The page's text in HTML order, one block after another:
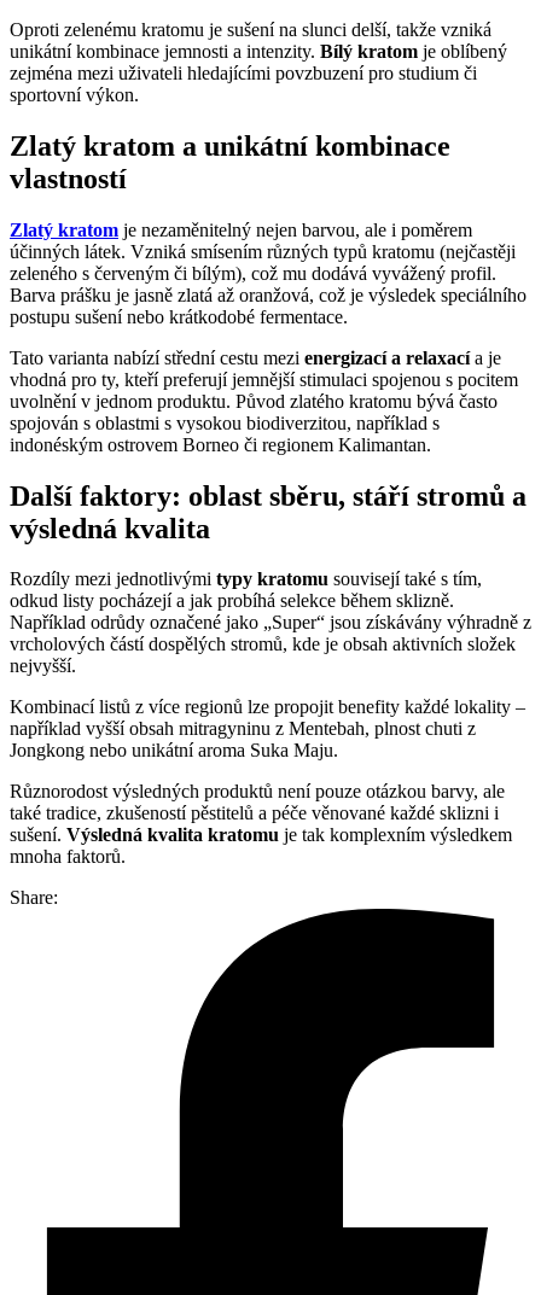
Oproti zelenému kratomu je sušení na slunci delší, takže vzniká
unikátní kombinace jemnosti a intenzity. Bílý kratom je oblíbený
zejména mezi uživateli hledajícími povzbuzení pro studium či
sportovní výkon.
Zlatý kratom a unikátní kombinace
vlastností
Zlatý kratom je nezaměnitelný nejen barvou, ale i poměrem
účinných látek. Vzniká smísením různých typů kratomu (nejčastěji
zeleného s červeným či bílým), což mu dodává vyvážený profil.
Barva prášku je jasně zlatá až oranžová, což je výsledek speciálního
postupu sušení nebo krátkodobé fermentace.
Tato varianta nabízí střední cestu mezi energizací a relaxacía je
vhodná pro ty, kteří preferují jemnější stimulaci spojenou s pocitem
uvolnění v jednom produktu. Původ zlatého kratomu bývá často
spojován s oblastmi s vysokou biodiverzitou, například s
indonéským ostrovem Borneo či regionem Kalimantan.
Další faktory: oblast sběru, stáří stromů a
výsledná kvalita
Rozdíly mezi jednotlivými typy kratomu souvisejí také s tím,
odkud listy pocházejí a jak probíhá selekce během sklizně.
Například odrůdy označené jako „Super“ jsou získávány výhradně z
vrcholových částí dospělých stromů, kde je obsah aktivních složek
nejvyšší.
Kombinací listů z více regionů lze propojit benefity každé lokality –
například vyšší obsah mitragyninu z Mentebah, plnost chuti z
Jongkong nebo unikátní aroma Suka Maju.
Různorodost výsledných produktů není pouze otázkou barvy, ale
také tradice, zkušeností pěstitelů a péče věnované každé sklizni i
sušení. Výsledná kvalita kratomu je tak komplexním výsledkem
mnoha faktorů.
Share: